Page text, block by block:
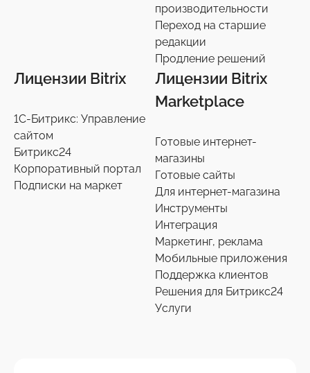
производительности
Переход на старшие
редакции
Продление решений
Лицензии Bitrix
1С-Битрикс: Управление
сайтом
Битрикс24
Корпоративный портал
Подписки на маркет
Лицензии Bitrix
Marketplace
Готовые интернет-
магазины
Готовые сайты
Для интернет-магазина
Инструменты
Интеграция
Маркетинг, реклама
Мобильные приложения
Поддержка клиентов
Решения для Битрикс24
Услуги